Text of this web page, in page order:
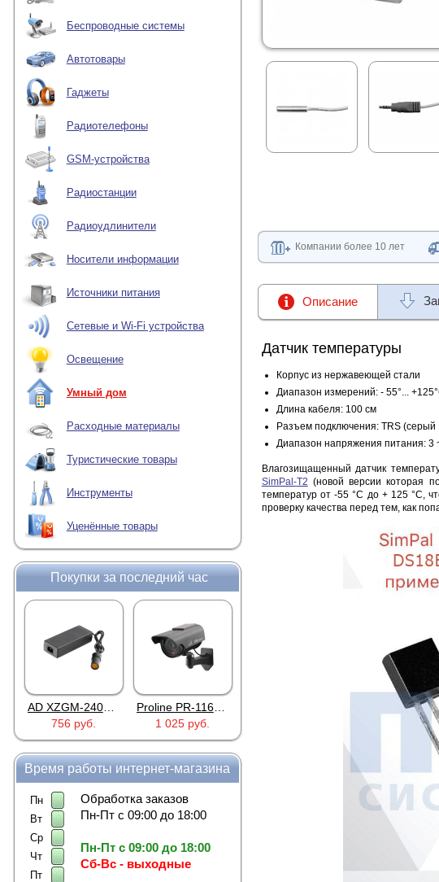
Беспроводные системы
Автотовары
Гаджеты
Радиотелефоны
GSM-устройства
Радиостанции
Радиоудлинители
Носители информации
Источники питания
Сетевые и Wi-Fi устройства
Освещение
Умный дом
Расходные материалы
Туристические товары
Инструменты
Уценённые товары
Покупки за последний час
AD XZGM-240500T
756 руб.
Proline PR-116BS
1 025 руб.
5 335 руб.
Время работы интернет-магазина
Пн
Вт
Ср
Чт
Пт
Обработка заказов
Пн-Пт с 09:00 до 18:00
Пн-Пт с 09:00 до 18:00
Сб-Вс - выходные
Компании более 10 лет
Описание
Датчик температуры
Корпус из нержавеющей стали
Диапазон измерений: - 55°...
Длина кабеля: 100 см
Разъем подключения: TRS
Диапазон напряжения питания: 3
Влагозищащенный датчик
SimPal-T2 (новой версии которая
температур от -55 °C до + 125 °C,
проверку качества перед тем, как